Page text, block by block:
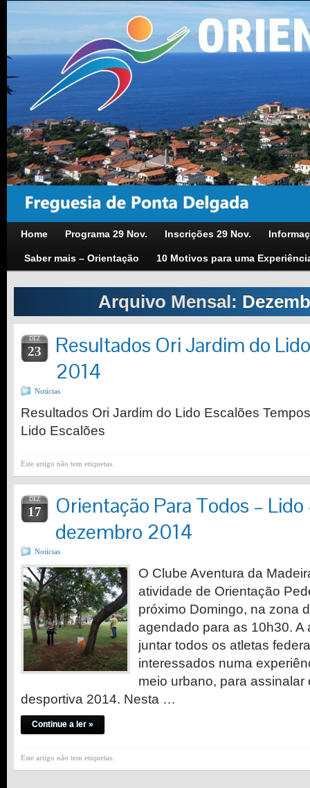
Home Programa 29 Nov. Inscrições 29 Nov.
Saber mais – Orientação 10 Motivos para uma
Arquivo Mensal:
DEZ
23
Resultados Ori Jardim do
2014
Notícias
Resultados Ori Jardim do Lido Escalões
Lido Escalões
Este artigo não tem etiquetas.
DEZ
17
Orientação Para Todos –
dezembro 2014
Notícias
O Clube Aventura da
atividade de Orientação
próximo Domingo, na zona
agendado para as 10h30. A
juntar todos os atletas
interessados numa
meio urbano, para assinalar
desportiva 2014. Nesta …
Continue a ler »
Este artigo não tem etiquetas.